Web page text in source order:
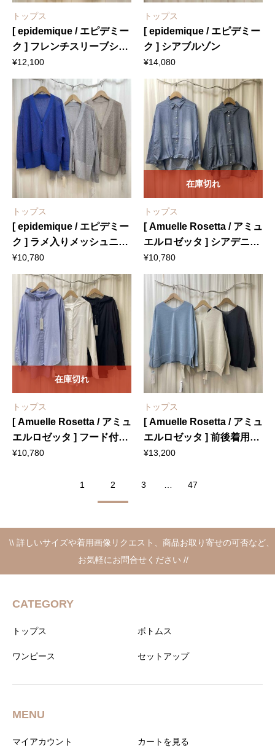
トップス
[ epidemique / エピデミー
ク ] フレンチスリーブシャ
ツ
¥12,100
トップス
[ epidemique / エピデミー
ク ] シアブルゾン
¥14,080
トップス
[ epidemique / エピデミー
ク ] ラメ入りメッシュニッ
トカーディガン
¥10,780
トップス
[ Amuelle Rosetta / アミュ
エルロゼッタ ] シアデニム
前ギャザーシャツ
¥10,780
在庫切れ
トップス
[ Amuelle Rosetta / アミュ
エルロゼッタ ] フード付き
シアシャツ
¥10,780
在庫切れ
トップス
[ Amuelle Rosetta / アミュ
エルロゼッタ ] 前後着用和
紙ニット
¥13,200
1 2 3 47
\\ 詳しいサイズや着用画像リクエスト、商品お取り寄せの可否など、
お気軽にお問合せください //
CATEGORY
トップス ボトムス
ワンピース セットアップ
MENU
マイアカウント カートを見る